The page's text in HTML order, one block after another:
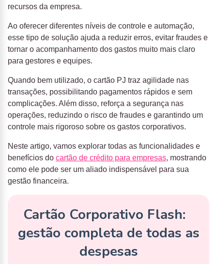
recursos da empresa.
Ao oferecer diferentes níveis de controle e automação,
esse tipo de solução ajuda a reduzir erros, evitar fraudes e
tornar o acompanhamento dos gastos muito mais claro
para gestores e equipes.
Quando bem utilizado, o cartão PJ traz agilidade nas
transações, possibilitando pagamentos rápidos e sem
complicações. Além disso, reforça a segurança nas
operações, reduzindo o risco de fraudes e garantindo um
controle mais rigoroso sobre os gastos corporativos.
Neste artigo, vamos explorar todas as funcionalidades e
benefícios do cartão de crédito para empresas, mostrando
como ele pode ser um aliado indispensável para sua
gestão financeira.